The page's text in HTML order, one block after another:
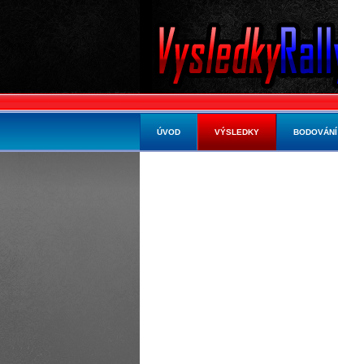
ÚVOD VÝSLEDKY BODOVÁNÍ